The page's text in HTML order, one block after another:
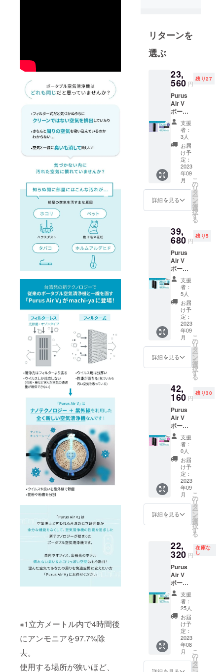
※1立方メートル内で4時間後
にアンモニアを97.7%除
去。
使用する場所が狭いほど、
年2月に退職
し、広告代
理業や営業
代行といっ
た業務を経
て独立す
趣味は旅
行・写真・
スノーボー
実行者の名
前に含まれ
る【佑】の
意味である
「人の右腕
になる」を
良い商品や
サービスを
世の中に広
めていきた
い人々の手
助けをした
い、旅行や
生活に使え
る便利な商
品を広めた
いと思いプ
リターンを
選ぶ
23,
560 円
残り27
Purus
Air V
ポータ
ブル空
気清浄
機 本
体 限
定30個
超早割
5%OFF
23,560
円(税
込・送
料込)
支援
者：
3人
お届
け予
定：
2023
年09
月
詳細を見る
こ
の
リ
タ
ー
ン
を
選
択
す
る
39,
680 円
残り5
Purus
Air V
ポータ
ブル空
気清浄
機 本体
×2個
限定10
セット
超早割
20%OF
39,680
円(税
込・送
料込)
支援
者：
5人
お届
け予
定：
2023
年09
月
詳細を見る
こ
の
リ
タ
ー
ン
を
選
択
す
る
42,
160 円
残り30
Purus
Air V
ポータ
ブル空
気清浄
機 本体
×2個
限定30
セット
超早割
15%OF
42,160
円(税
込・送
料込)
支援
者：
0人
お届
け予
定：
2023
年09
月
詳細を見る
こ
の
リ
タ
ー
ン
を
選
択
す
る
22,
320 円
在庫な
し
Purus
Air V
ポータ
ブル空
気清浄
機 本
体 限
定25個
超早割
10%OF
22,320,
円(税
込・送
支援
者：
25人
お届
け予
定：
2023
年08
月
こ
の
リ
タ
ー